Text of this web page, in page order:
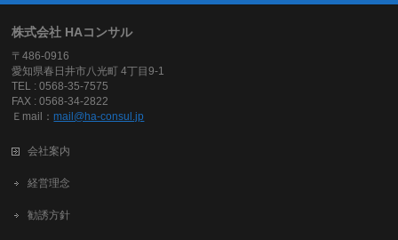
株式会社 HAコンサル
〒486-0916
愛知県春日井市八光町 4丁目9-1
TEL : 0568-35-7575
FAX : 0568-34-2822
Ｅmail：mail@ha-consul.jp
会社案内
経営理念
勧誘方針